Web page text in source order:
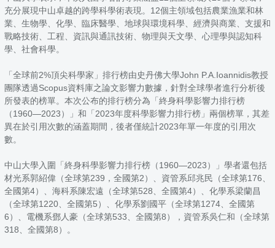
充分展現中山卓越的跨學科學術表現。12個主領域包括農業漁業和林
業、生物學、化學、臨床醫學、地球與環境科學、經濟與商業、支援和
戰略技術、工程、資訊與通訊技術、物理與天文學、心理學與認知科
學、社會科學。
「全球前2%頂尖科學家」排行榜由史丹佛大學John P.A.Ioannidis教授
團隊透過Scopus資料庫之論文影響力數據，針對全球學者進行分析後
所發表的榜單。本次公布的排行榜分為「終身科學影響力排行榜
（1960—2023）」和「2023年度科學影響力排行榜」兩個榜單，其差
異在於引用次數的涵蓋期間，後者僅統計2023年單一年度的引用次
數。
中山大學入圍「終身科學影響力排行榜（1960—2023）」學者還包括
材光系郭紹偉（全球第239，全國第2）、資管系邱兆民（全球第176、
全國第4）、海科系陳宏遠（全球第528、全國第4）、化學系梁蘭昌
（全球第1220、全國第5）、化學系劉國平（全球第1274、全國第
6）、電機系鄧人豪（全球第533、全國第8），資管系吳仁和（全球第
318、全國第8）。